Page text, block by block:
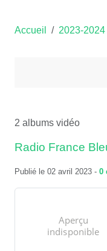
Accueil 2023-2024
2 albums vidéo
Radio France
Publié le 02 avril 2023 - 0